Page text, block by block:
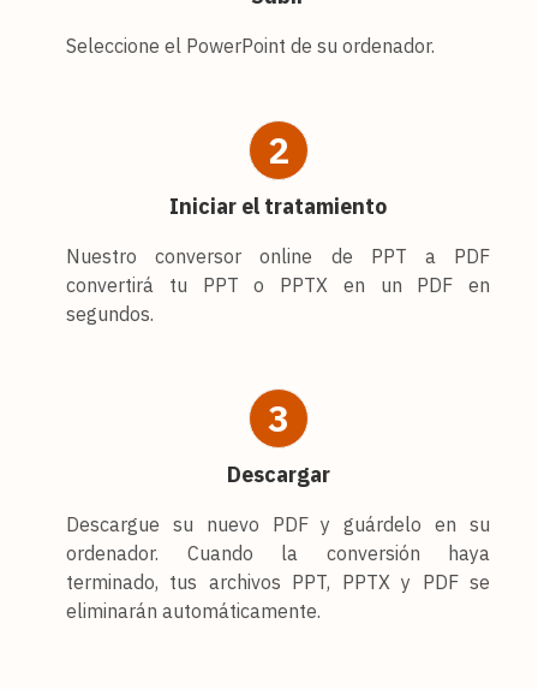
Seleccione el PowerPoint de su ordenador.
2
Iniciar el tratamiento
Nuestro conversor online de PPT a PDF
convertirá tu PPT o PPTX en un PDF en
segundos.
3
Descargar
Descargue su nuevo PDF y guárdelo en su
ordenador. Cuando la conversión haya
terminado, tus archivos PPT, PPTX y PDF se
eliminarán automáticamente.